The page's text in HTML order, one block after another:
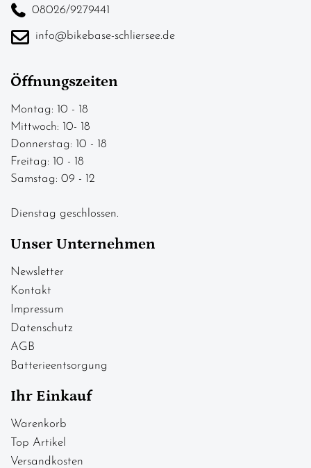
08026/9279441
info@bikebase-schliersee.de
Öffnungszeiten
Montag: 10 - 18
Mittwoch: 10- 18
Donnerstag: 10 - 18
Freitag: 10 - 18
Samstag: 09 - 12
Dienstag geschlossen.
Unser Unternehmen
Newsletter
Kontakt
Impressum
Datenschutz
AGB
Batterieentsorgung
Ihr Einkauf
Warenkorb
Top Artikel
Versandkosten